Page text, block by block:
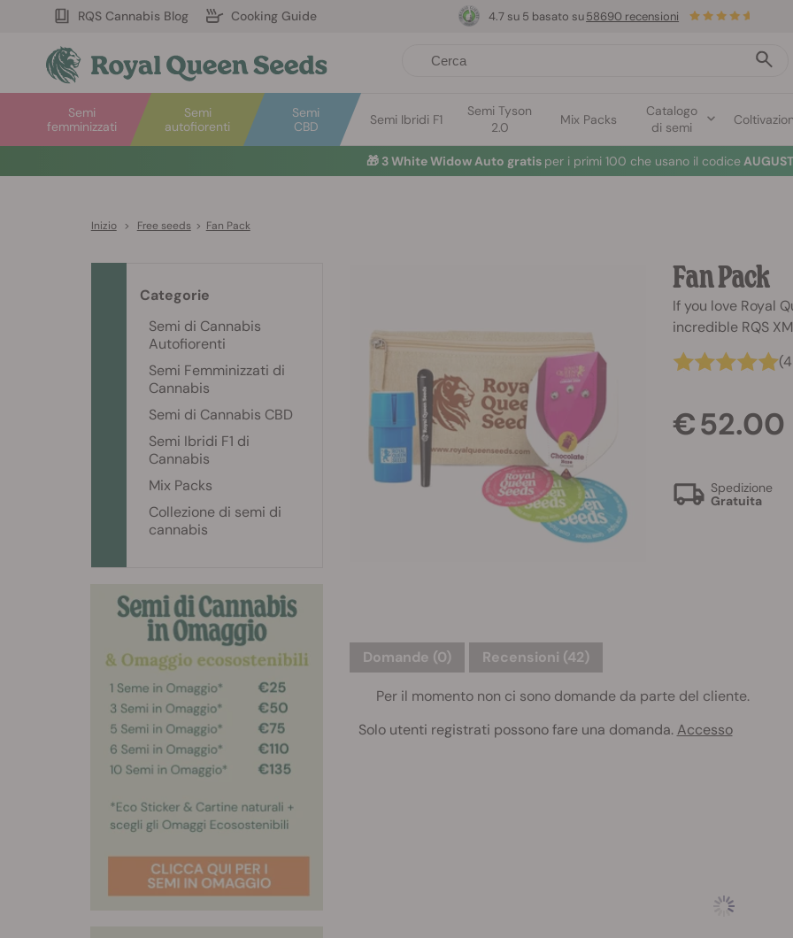
RQS Cannabis Blog Cooking Guide
Semi
autofiorenti
Semi
femminizzati
Semi
CBD
Semi Ibridi F1
Semi Tyson
2.0
Mix Packs
Catalogo
di semi
4.7 su 5 basato su58690 recensioni
🎁 3 White Widow Auto gratis per i primi 100 che usano il codice
Inizio > Free seeds > Fan Pack
Fan Pack
If you love Royal
incredible RQS
€ 52.00
Spedizione
Gratuita
Domande (0) Recensioni (42)
Per il momento non ci sono domande da parte del cliente.
Solo utenti registrati possono fare una domanda.Accesso
Categorie
Semi di Cannabis
Autofiorenti
Semi Femminizzati di
Cannabis
Semi di Cannabis CBD
Semi Ibridi F1 di
Cannabis
Mix Packs
Collezione di semi di
cannabis